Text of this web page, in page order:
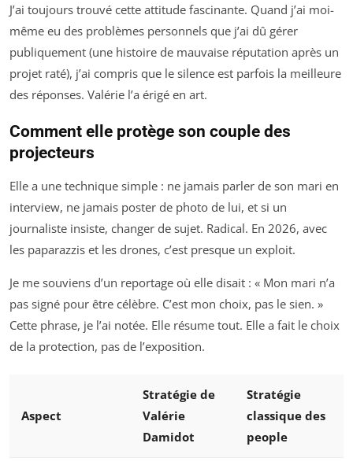
J’ai toujours trouvé cette attitude fascinante. Quand j’ai moi-
même eu des problèmes personnels que j’ai dû gérer
publiquement (une histoire de mauvaise réputation après un
projet raté), j’ai compris que le silence est parfois la meilleure
des réponses. Valérie l’a érigé en art.
Comment elle protège son couple des
projecteurs
Elle a une technique simple : ne jamais parler de son mari en
interview, ne jamais poster de photo de lui, et si un
journaliste insiste, changer de sujet. Radical. En 2026, avec
les paparazzis et les drones, c’est presque un exploit.
Je me souviens d’un reportage où elle disait : « Mon mari n’a
pas signé pour être célèbre. C’est mon choix, pas le sien. »
Cette phrase, je l’ai notée. Elle résume tout. Elle a fait le choix
de la protection, pas de l’exposition.
Aspect
Stratégie de
Valérie
Damidot
Stratégie
classique des
people